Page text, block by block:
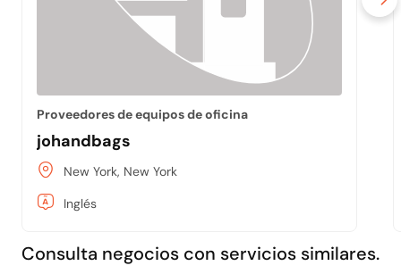
Proveedores de equipos de oficina
johandbags
New York, New York
Inglés
Consulta negocios con servicios similares.